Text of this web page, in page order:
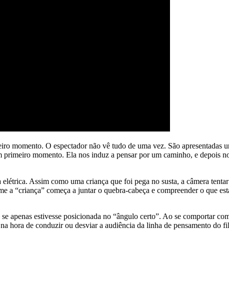
momento. O espectador não vê tudo de uma vez. São apresentadas
momento. Ela nos induz a pensar por um caminho, e depois
Assim como uma criança que foi pega no susta, a câmera
a “criança” começa a juntar o quebra-cabeça e compreender o que
apenas estivesse posicionada no “ângulo certo”. Ao se comportar
hora de conduzir ou desviar a audiência da linha de pensamento do